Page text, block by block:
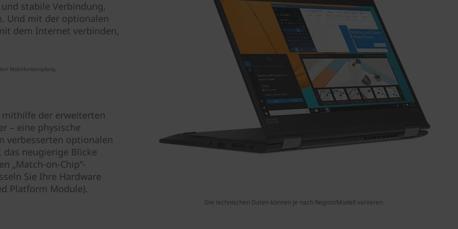
Die technischen Daten können je nach Region/Modell variieren.
stabile Verbindung,
Und mit der optionalen
dem Internet verbinden,
Mobilfunkempfang.
mithilfe der erweiterten
– eine physische
verbesserten optionalen
das neugierige Blicke
„Match-on-Chip“-
Sie Ihre Hardware
Platform Module).